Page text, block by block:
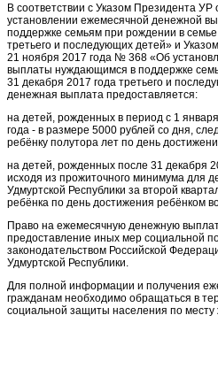
В соответствии с Указом Президента
установлении ежемесячной денежной
поддержке семьям при рождении в
третьего и последующих детей» и
21 ноября 2017 года № 368 «Об
выплаты нуждающимся в поддержке
31 декабря 2017 года третьего и
денежная выплата предоставляется:
на детей, рожденных в период с 1
года - в размере 5000 рублей со дня,
ребёнку полутора лет по день
на детей, рожденных после 31 декабря
исходя из прожиточного минимума для
Удмуртской Республики за второй
ребёнка по день достижения ребёнком
Право на ежемесячную денежную
предоставление иных мер социальной
законодательством Российской
Удмуртской Республики.
Для полной информации и получения
гражданам необходимо обращаться в
социальной защиты населения по месту